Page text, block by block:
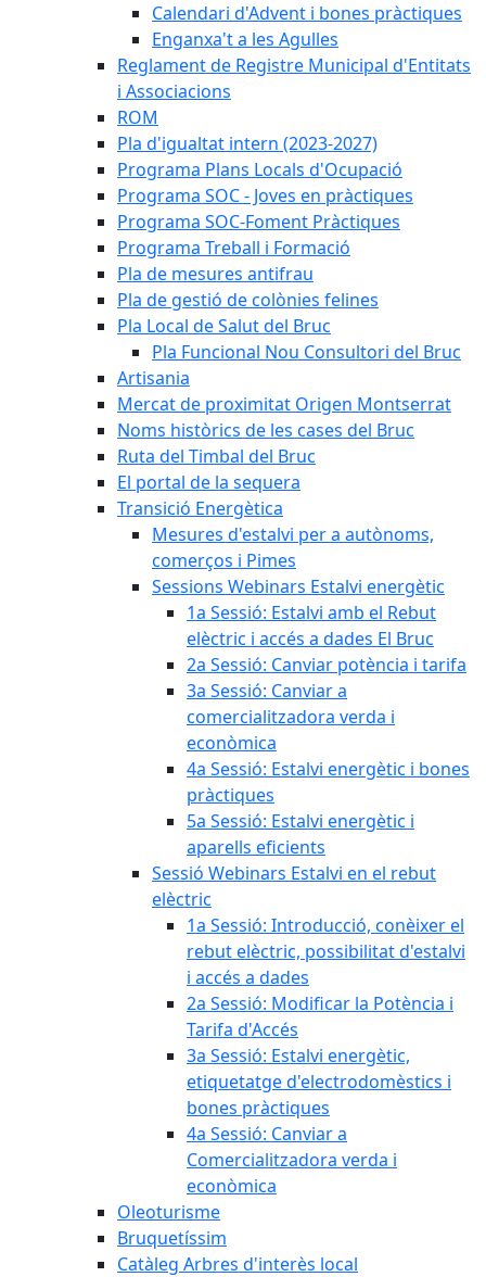
Calendari d'Advent i bones pràctiques
Enganxa't a les Agulles
Reglament de Registre Municipal d'Entitats
i Associacions
ROM
Pla d'igualtat intern (2023-2027)
Programa Plans Locals d'Ocupació
Programa SOC - Joves en pràctiques
Programa SOC-Foment Pràctiques
Programa Treball i Formació
Pla de mesures antifrau
Pla de gestió de colònies felines
Pla Local de Salut del Bruc
Pla Funcional Nou Consultori del Bruc
Artisania
Mercat de proximitat Origen Montserrat
Noms històrics de les cases del Bruc
Ruta del Timbal del Bruc
El portal de la sequera
Transició Energètica
Mesures d'estalvi per a autònoms,
comerços i Pimes
Sessions Webinars Estalvi energètic
1a Sessió: Estalvi amb el Rebut
elèctric i accés a dades El Bruc
2a Sessió: Canviar potència i tarifa
3a Sessió: Canviar a
comercialitzadora verda i
econòmica
4a Sessió: Estalvi energètic i bones
pràctiques
5a Sessió: Estalvi energètic i
aparells eficients
Sessió Webinars Estalvi en el rebut
elèctric
1a Sessió: Introducció, conèixer el
rebut elèctric, possibilitat d'estalvi
i accés a dades
2a Sessió: Modificar la Potència i
Tarifa d'Accés
3a Sessió: Estalvi energètic,
etiquetatge d'electrodomèstics i
bones pràctiques
4a Sessió: Canviar a
Comercialitzadora verda i
econòmica
Oleoturisme
Bruquetíssim
Catàleg Arbres d'interès local